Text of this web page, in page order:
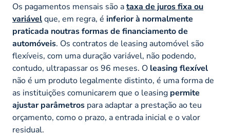
Os pagamentos mensais são ataxa de juros fixa ou
variávelque, em regra, é inferior à normalmente
praticada noutras formas de financiamento de
automóveis. Os contratos de leasing automóvel são
flexíveis, com uma duração variável, não podendo,
contudo, ultrapassar os 96 meses. O leasing flexível
não é um produto legalmente distinto, é uma forma de
as instituições comunicarem que o leasing permite
ajustar parâmetros para adaptar a prestação ao teu
orçamento, como o prazo, a entrada inicial e o valor
residual.